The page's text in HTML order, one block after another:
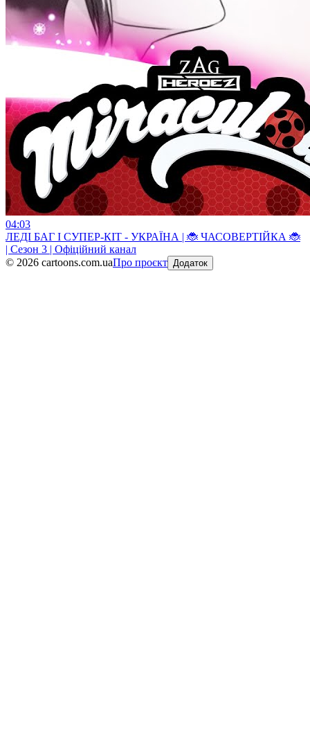
04:03
ЛЕДI БАГ I СУПЕР-КIТ - УКРАЇНА | 🐞 ЧАСОВЕРТІЙКА 🐞
| Сезон 3 | Офіційний канал
© 2026 cartoons.com.uaПро проєкт Додаток